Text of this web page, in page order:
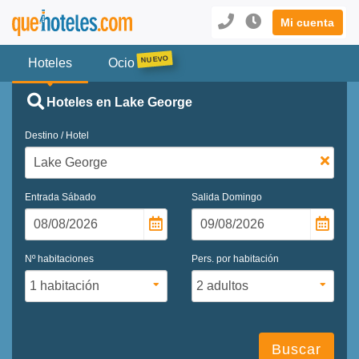
Mi cuenta
Hoteles Ocio
Hoteles en Lake George
Destino / Hotel
Entrada Sábado Salida Domingo
Nº habitaciones Pers. por habitación
Buscar